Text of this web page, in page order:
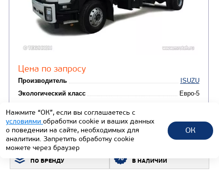
ПО БРЕНДУ В НАЛИЧИИ
Производитель
Экологический класс
Колесная формула
ШАССИ ISUZU FVR34 FORWARD 18.0 LONG
SUSP
Нажмите “ОК”, если вы соглашаетесь с
условиями обработки cookie и ваших данных
о поведении на сайте, необходимых для
аналитики. Запретить обработку cookie
можете через браузер
ОК